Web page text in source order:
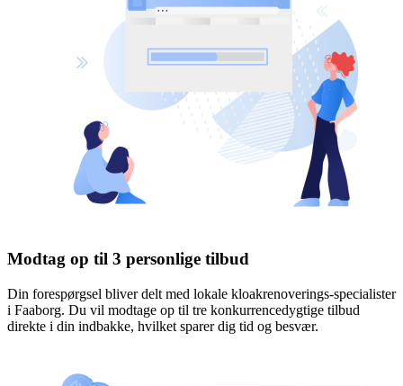
Modtag op til 3 personlige tilbud
Din forespørgsel bliver delt med lokale kloakrenoverings-specialister
i Faaborg. Du vil modtage op til tre konkurrencedygtige tilbud
direkte i din indbakke, hvilket sparer dig tid og besvær.